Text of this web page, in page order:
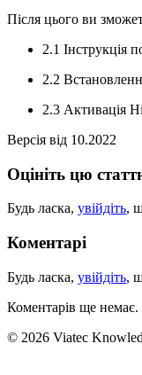
Після цього ви
2.1 Інструкція
2.2
2.3 Активація
Версія від 10.2022
Оцініть цю
Будь ласка, увійдіть,
Коментарі
Будь ласка, увійдіть,
Коментарів ще немає.
© 2026 Viatec